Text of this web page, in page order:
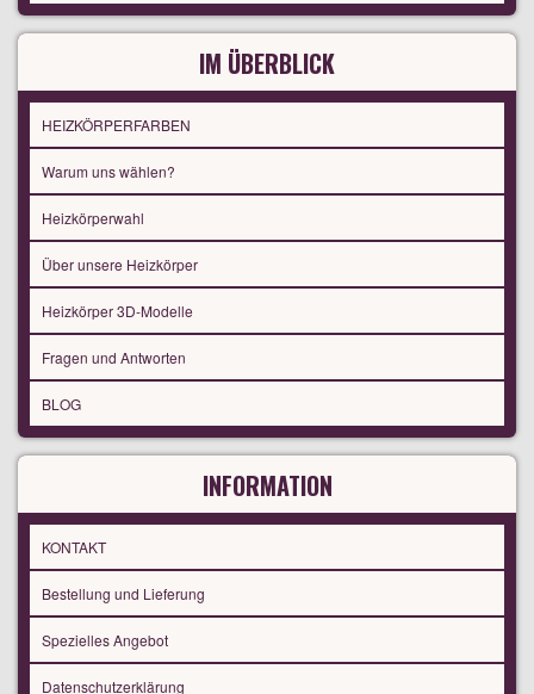
IM ÜBERBLICK
HEIZKÖRPERFARBEN
Warum uns wählen?
Heizkörperwahl
Über unsere Heizkörper
Heizkörper 3D-Modelle
Fragen und Antworten
BLOG
INFORMATION
KONTAKT
Bestellung und Lieferung
Spezielles Angebot
Datenschutzerklärung